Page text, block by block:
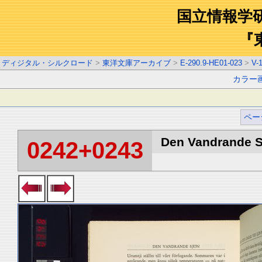
国立情報学
『
ディジタル・シルクロード > 東洋文庫アーカイブ > E-290.9-HE01-023 > V-1
カラー
ペー
0242+0243 Den Vandrande